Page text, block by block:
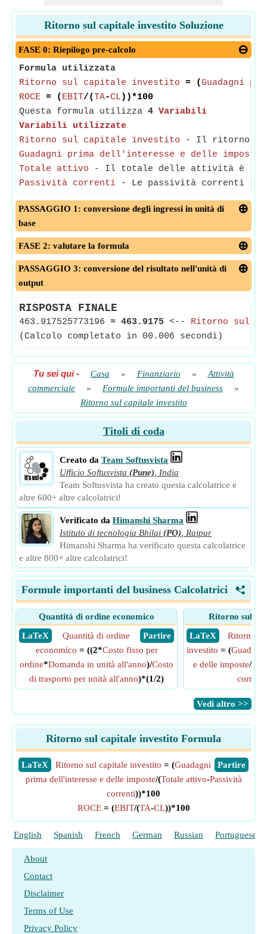
Ritorno sul capitale investito Soluzione
FASE 0: Riepilogo pre-calcolo
Formula utilizzata
Ritorno sul capitale investito = (Guadagni
ROCE = ( EBIT/(TA-CL ))*100
Questa formula utilizza 4 Variabili
Variabili utilizzate
Ritorno sul capitale investito - Il ritorno sul
Guadagni prima dell'interesse e delle imposte
Totale attivo - Il totale delle attività è
Passività correnti - Le passività correnti
PASSAGGIO 1: conversione degli ingressi in unità di
base
FASE 2: valutare la formula
PASSAGGIO 3: conversione del risultato nell'unità di
output
RISPOSTA FINALE
463.917525773196 ≈ 463.9175 <-- Ritorno sul
(Calcolo completato in 00.006 secondi)
Tu sei qui- Casa » Finanziario »
Attività
commerciale
» Formule importanti del business
»
Ritorno sul capitale investito
Titoli di coda
Creato da Team Softusvista
Ufficio Softusvista (Pune)
India
Team Softusvista ha creato questa calcolatrice e
altre 600+ altre calcolatrici!
Verificato da Himanshi Sharma
Istituto di tecnologia Bhilai (PO)
Raipur
Himanshi Sharma ha verificato questa calcolatrice
e altre 800+ altre calcolatrici!
<
Formule importanti del business Calcolatrici
Quantità di ordine economico
​ LaTeX
​ Partire
Quantità di ordine
economico = ((2*Costo fisso per
ordine*Domanda in unità all'anno)/Costo
di trasporto per unità all'anno)*(1/2)
Ritorno sul
​ LaTeX
Ritorno
investito = (
e delle imposte/(
correnti
​Vedi altro >>
Ritorno sul capitale investito Formula
​LaTeX ​Partire
Ritorno sul capitale investito = (Guadagni
prima dell'interesse e delle imposte/(Totale attivo-Passività
correnti))*100
ROCE= (EBIT/(TA-CL))*100
English Spanish French German Russian Portuguese
About
Contact
Disclaimer
Terms of Use
Privacy Policy